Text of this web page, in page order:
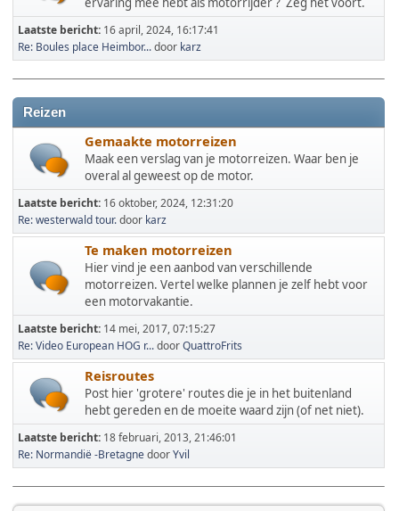
Laatste bericht: 16 april, 2024, 16:17:41
Re: Boules place Heimbor...door karz
Reizen
Gemaakte motorreizen
Maak een verslag van je motorreizen. Waar ben je
overal al geweest op de motor.
Laatste bericht: 16 oktober, 2024, 12:31:20
Re: westerwald tour.door karz
Te maken motorreizen
Hier vind je een aanbod van verschillende
motorreizen. Vertel welke plannen je zelf hebt voor
een motorvakantie.
Laatste bericht: 14 mei, 2017, 07:15:27
Re: Video European HOG r...doorQuattroFrits
Reisroutes
Post hier 'grotere' routes die je in het buitenland
hebt gereden en de moeite waard zijn (of net niet).
Laatste bericht: 18 februari, 2013, 21:46:01
Re: Normandië -BretagnedoorYvil